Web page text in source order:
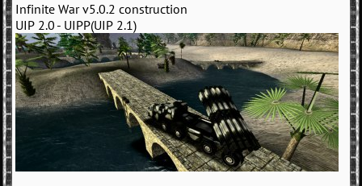
Infinite War v5.0.2 construction
UIP 2.0 - UIPP(UIP 2.1)